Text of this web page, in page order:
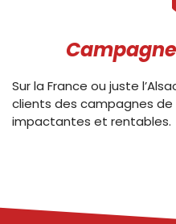
Sur la France ou juste
clients des campagnes de
impactantes et rentables.